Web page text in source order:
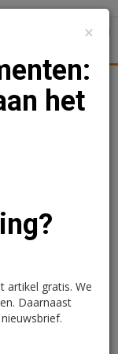
Kantoren
×
het
artikel gratis. We
Daarnaast